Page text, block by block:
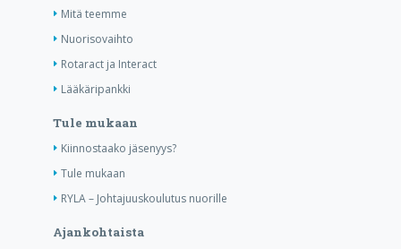
Mitä teemme
Nuorisovaihto
Rotaract ja Interact
Lääkäripankki
Tule mukaan
Kiinnostaako jäsenyys?
Tule mukaan
RYLA – Johtajuuskoulutus nuorille
Ajankohtaista